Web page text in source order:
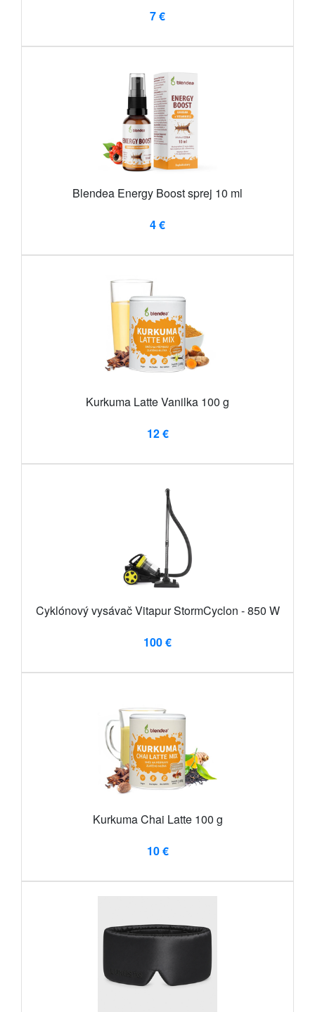
7 €
Blendea Energy Boost sprej 10 ml
4 €
Kurkuma Latte Vanilka 100 g
12 €
Cyklónový vysávač Vitapur StormCyclon - 850 W
100 €
Kurkuma Chai Latte 100 g
10 €